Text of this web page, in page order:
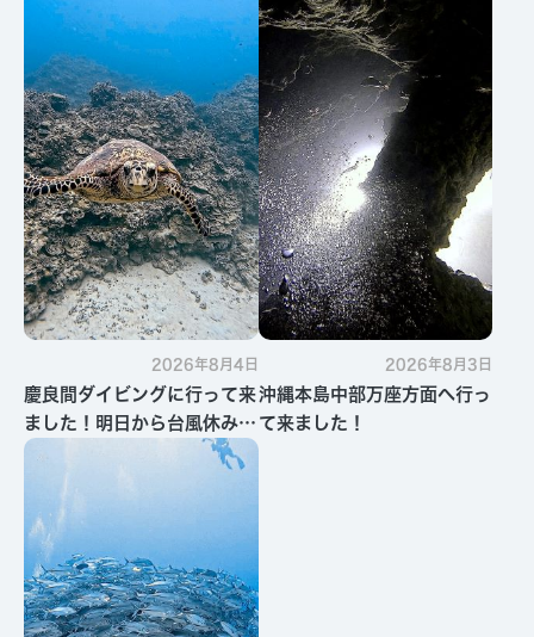
2026年8月4日
慶良間ダイビングに行って来
ました！明日から台風休みで
す・・・
2026年8月3日
沖縄本島中部万座方面へ行っ
て来ました！